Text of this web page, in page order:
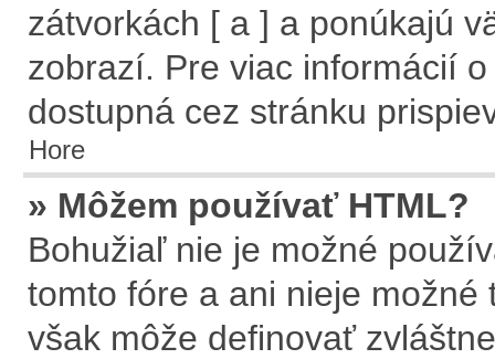
zátvorkách [ a ] a ponúkajú
zobrazí. Pre viac informácií
dostupná cez stránku
Hore
» Môžem používať HTML?
Bohužiaľ nie je možné
tomto fóre a ani nieje
však môže definovať